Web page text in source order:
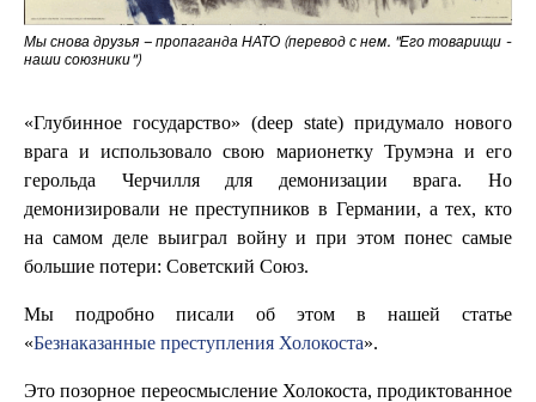
Мы снова друзья – пропаганда НАТО (перевод с нем. "Его товарищи -
наши союзники")
«Глубинное государство» (deep state) придумало нового
врага и использовало свою марионетку Трумэна и его
герольда Черчилля для демонизации врага. Но
демонизировали не преступников в Германии, а тех, кто
на самом деле выиграл войну и при этом понес самые
большие потери: Советский Союз.
Мы подробно писали об этом в нашей статье
«Безнаказанные преступления Холокоста».
Это позорное переосмысление Холокоста, продиктованное